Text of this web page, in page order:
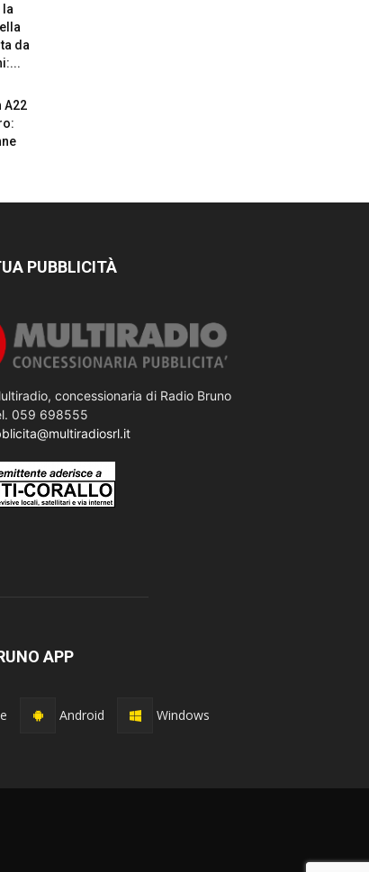
la
da
A22
PUBBLICITÀ
concessionaria di Radio Bruno
059 698555
APP
Android Windows